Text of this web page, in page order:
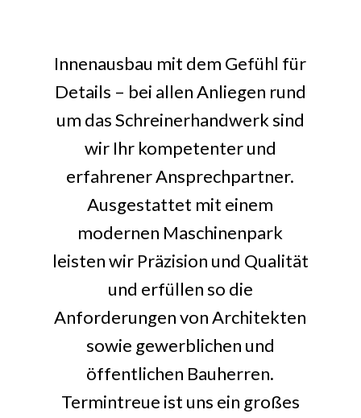
Innenausbau mit dem Gefühl für
Details – bei allen Anliegen rund
um das Schreinerhandwerk sind
wir Ihr kompetenter und
erfahrener Ansprechpartner.
Ausgestattet mit einem
modernen Maschinenpark
leisten wir Präzision und Qualität
und erfüllen so die
Anforderungen von Architekten
sowie gewerblichen und
öffentlichen Bauherren.
Termintreue ist uns ein großes